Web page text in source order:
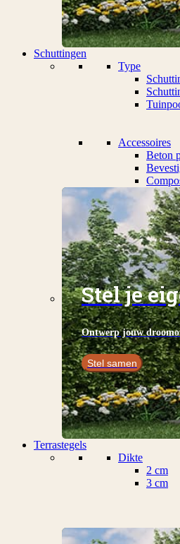
Schuttingen
Type
Accessoires
Beton
Stel je
Ontwerp jouw
Stel samen
Terrastegels
Dikte
2 cm
3 cm